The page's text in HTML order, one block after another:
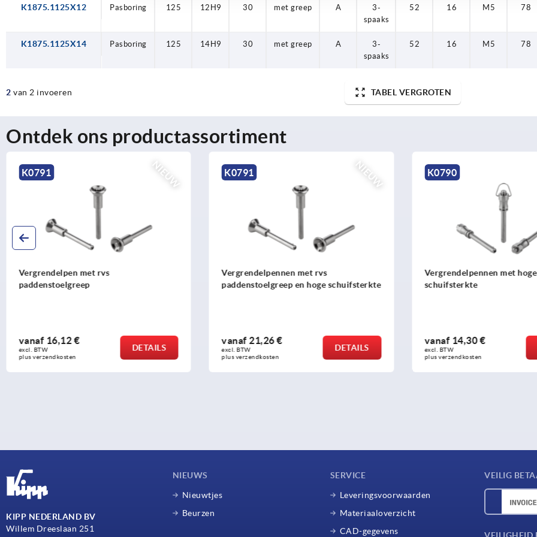
Pasboring 125 12H9 30 met greep A
3-
spaaks
52 16 M5 78
Pasboring 125 14H9 30 met greep A
3-
spaaks
52 16 M5 78
K1875.1125X12 Pasboring 125 12H9 30 met greep A
3-
spaaks
52 16 M5 78
K1875.1125X14 Pasboring 125 14H9 30 met greep A
3-
spaaks
52 16 M5 78
2 van 2 invoeren TABEL VERGROTEN
Ontdek ons productassortiment
NIEUW
K0791
Vergrendelpennen met rvs
paddenstoelgreep en hoge schuifsterkte
vanaf21,26 €
excl. BTW
plus verzendkosten
DETAILS
NIEUW
K0790
Vergrendelpennen met hoge
schuifsterkte
vanaf14,30 €
excl. BTW
plus verzendkosten
DETAILS
K0303
Stalen, roestvrijstalen of
vanaf4,81 €
excl. BTW
plus verzendkosten
KIPP NEDERLAND BV
Willem Dreeslaan 251
NIEUWS
Nieuwtjes
Beurzen
SERVICE
Leveringsvoorwaarden
Materiaaloverzicht
CAD-gegevens
VEILIG